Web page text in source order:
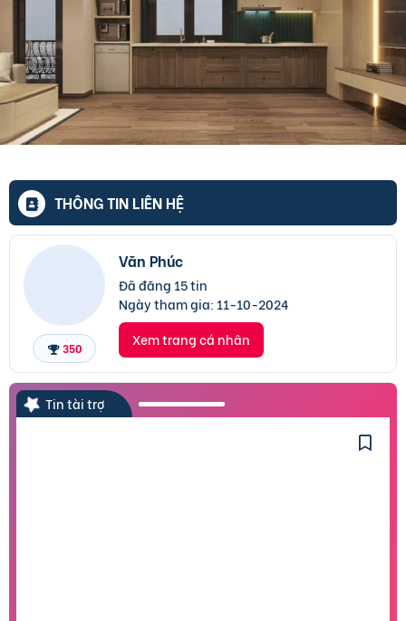
THÔNG TIN LIÊN HỆ
350
Văn Phúc
Đã đăng 15 tin
Ngày tham gia: 11-10-2024
Xem trang cá nhân
Tin tài trợ